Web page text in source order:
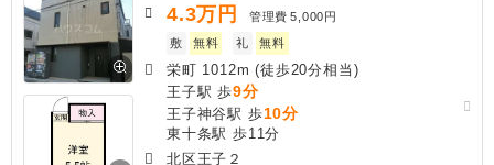
4.3万円 管理費 5,000円
敷
無料 礼 無料
栄町 1012m (徒歩20分相当)
王子駅 歩9分
王子神谷駅 歩10分
東十条駅 歩11分
北区王子２